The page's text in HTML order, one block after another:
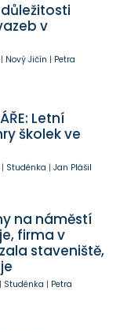
v
| Nový Jičín | Petra
Letní
školek ve
| Studénka | Jan Plášil
na náměstí
firma v
staveniště,
| Studénka | Petra